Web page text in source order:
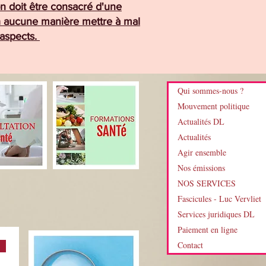
doit être consacré d'une
manière mettre à mal
Qui sommes-nous ?
Mouvement politique
Actualités DL
Actualités
Agir ensemble
Nos émissions
NOS SERVICES
Fascicules - Luc Vervliet
Services juridiques DL
Paiement en ligne
Contact